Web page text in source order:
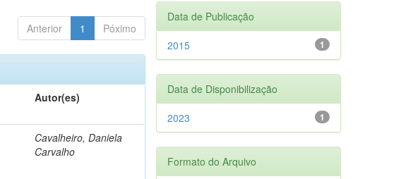
Anterior 1 Póximo
Autor(es)
Cavalheiro, Daniela
Carvalho
Data de Publicação
1
2015
Data de Disponibilização
1
2023
Formato do Arquivo